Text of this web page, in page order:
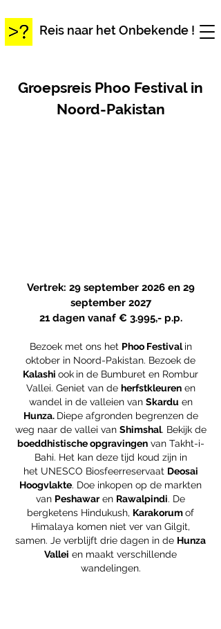
Reis naar het Onbekende !
Groepsreis Phoo Festival in
Noord-Pakistan
Vertrek: 29 september 2026 en 29
september 2027
21 dagen vanaf € 3.995,- p.p.
Bezoek met ons het Phoo Festivalin
oktober in Noord-Pakistan. Bezoek de
Kalashi ook in de Bumburet en Rombur
Vallei. Geniet van de herfstkleurenen
wandel in de valleien van Skardu en
Hunza. Diepe afgronden begrenzen de
weg naar de vallei van Shimshal. Bekijk de
boeddhistische opgravingenvan Takht-i-
Bahi. Het kan deze tijd koud zijn in
het UNESCO Biosfeerreservaat Deosai
Hoogvlakte. Doe inkopen op de markten
van Peshawaren Rawalpindi. De
bergketens Hindukush, Karakorumof
Himalaya komen niet ver van Gilgit,
samen. Je verblijft drie dagen in de Hunza
Vallei en maakt verschillende
wandelingen.